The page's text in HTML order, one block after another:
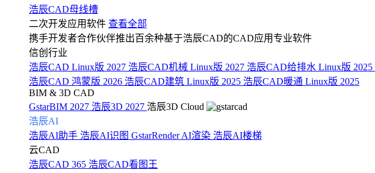
浩辰CAD母线槽
二次开发应用软件 查看全部
携手开发者合作伙伴推出百余种基于浩辰CAD的CAD应用专业软件
信创行业
浩辰CAD Linux版 2027 浩辰CAD机械 Linux版 2027 浩辰CAD给排水 Linux版 2025
浩辰CAD 鸿蒙版 2026 浩辰CAD建筑 Linux版 2025 浩辰CAD暖通 Linux版 2025
BIM & 3D CAD
GstarBIM 2027 浩辰3D 2027 浩辰3D Cloud
浩辰AI
浩辰AI助手 浩辰AI识图 GstarRender AI渲染 浩辰AI楼梯
云CAD
浩辰CAD 365 浩辰CAD看图王